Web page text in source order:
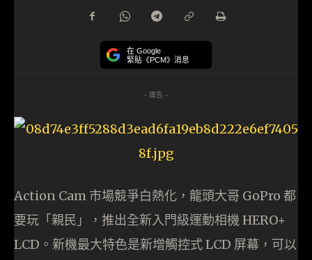
在 Google
緊貼《PCM》消息
- 廣告 -
Action Cam 市場競爭白熱化，龍頭大哥 GoPro 都
要玩「親民」，推出全新入門級運動相機 HERO+
LCD。新機最大特色是新增觸控式 LCD 屏幕，可以